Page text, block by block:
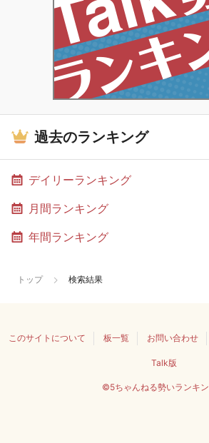
過去のランキング
デイリーランキング
月間ランキング
年間ランキング
トップ 検索結果
このサイトについて 板一覧 お問い合わせ
Talk版
©5ちゃんねる勢いランキ